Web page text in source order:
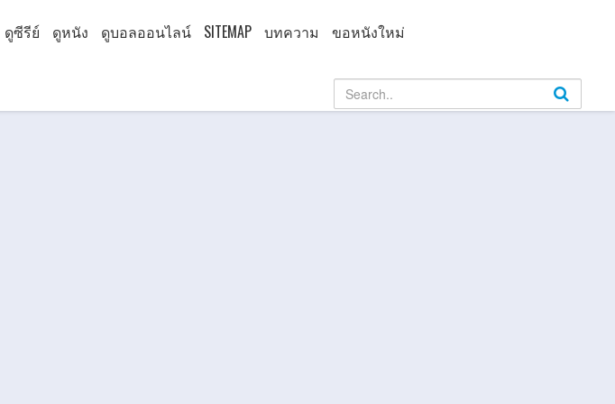
ดูซีรีย์ ดูหนัง ดูบอลออนไลน์ SITEMAP บทความ ขอหนังใหม่